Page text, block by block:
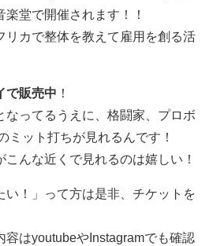
堂で開催されます！！
リカで整体を教えて雇用を創る活
で販売中 ！
なってるうえに、格闘家、プロボ
ミット打ちが見れるんです！
んな近くで見れるのは嬉しい！
い！」って方は是非、チケットを
容はyoutubeやInstagramでも確認